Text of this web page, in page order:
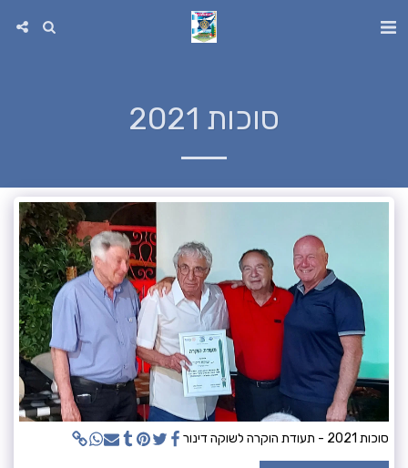
סוכות 2021
סוכות 2021 - תעודת הוקרה לשוקה דינור